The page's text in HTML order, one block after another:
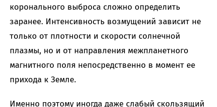
коронального выброса сложно определить
заранее. Интенсивность возмущений зависит не
только от плотности и скорости солнечной
плазмы, но и от направления межпланетного
магнитного поля непосредственно в момент ее
прихода к Земле.
Именно поэтому иногда даже слабый скользящий